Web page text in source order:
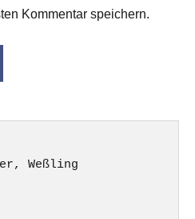
Kommentar speichern.